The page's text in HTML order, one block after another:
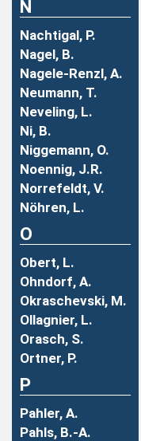
N
Nachtigal, P.
Nagel, B.
Nagele-Renzl, A.
Neumann, T.
Neveling, L.
Ni, B.
Niggemann, O.
Noennig, J.R.
Norrefeldt, V.
Nöhren, L.
O
Obert, L.
Ohndorf, A.
Okraschevski, M.
Ollagnier, L.
Orasch, S.
Ortner, P.
P
Pahler, A.
Pahls, B.-A.